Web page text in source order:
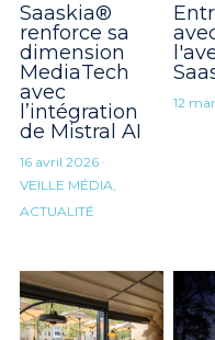
Saaskia®
renforce sa
dimension
MediaTech
avec
l’intégration
de Mistral AI
16 avril 2026·
VEILLE MÉDIA,
ACTUALITÉ
12